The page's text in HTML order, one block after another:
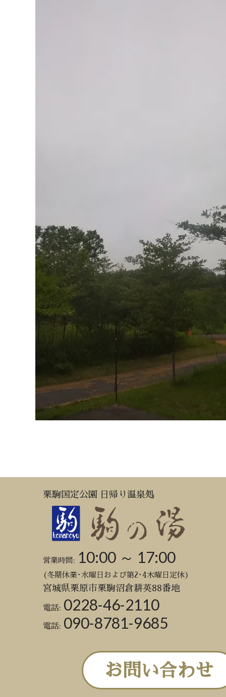
栗駒国定公園 日帰り温泉処
営業時間: 10:00 ～ 17:00
(冬期休業･水曜日および第2･4木曜日定休)
宮城県栗原市栗駒沼倉耕英88番地
電話: 0228-46-2110
電話: 090-8781-9685
お問い合わせ